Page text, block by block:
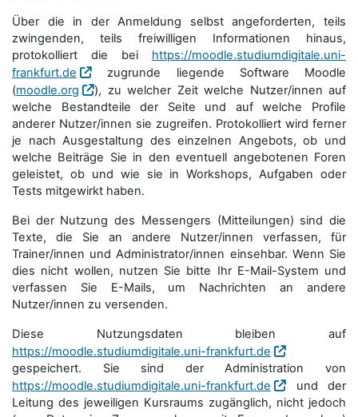
Über die in der Anmeldung selbst angeforderten, teils
zwingenden, teils freiwilligen Informationen hinaus,
protokolliert die bei https://moodle.studiumdigitale.uni-
frankfurt.de
zugrunde liegende Software Moodle
(moodle.org
), zu welcher Zeit welche Nutzer/innen auf
welche Bestandteile der Seite und auf welche Profile
anderer Nutzer/innen sie zugreifen. Protokolliert wird ferner
je nach Ausgestaltung des einzelnen Angebots, ob und
welche Beiträge Sie in den eventuell angebotenen Foren
geleistet, ob und wie sie in Workshops, Aufgaben oder
Tests mitgewirkt haben.
Bei der Nutzung des Messengers (Mitteilungen) sind die
Texte, die Sie an andere Nutzer/innen verfassen, für
Trainer/innen und Administrator/innen einsehbar. Wenn Sie
dies nicht wollen, nutzen Sie bitte Ihr E-Mail-System und
verfassen Sie E-Mails, um Nachrichten an andere
Nutzer/innen zu versenden.
Diese Nutzungsdaten bleiben auf
https://moodle.studiumdigitale.uni-frankfurt.de
gespeichert. Sie sind der Administration von
https://moodle.studiumdigitale.uni-frankfurt.de
und der
Leitung des jeweiligen Kursraums zugänglich, nicht jedoch